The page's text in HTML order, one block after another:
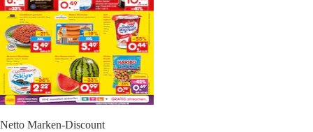
Netto Marken-Discount